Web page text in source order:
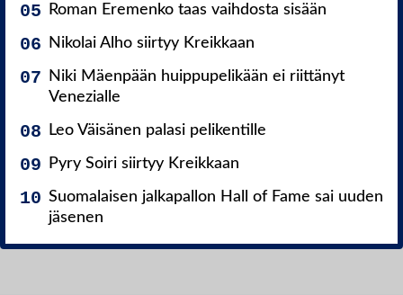
Roman Eremenko taas vaihdosta sisään
Nikolai Alho siirtyy Kreikkaan
Niki Mäenpään huippupelikään ei riittänyt
Venezialle
Leo Väisänen palasi pelikentille
Pyry Soiri siirtyy Kreikkaan
Suomalaisen jalkapallon Hall of Fame sai uuden
jäsenen